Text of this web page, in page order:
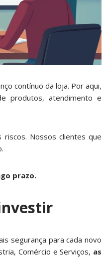
contínuo da loja. Por aqui,
produtos, atendimento e
Nossos clientes que
prazo.
segurança para cada novo
Comércio e Serviços, as